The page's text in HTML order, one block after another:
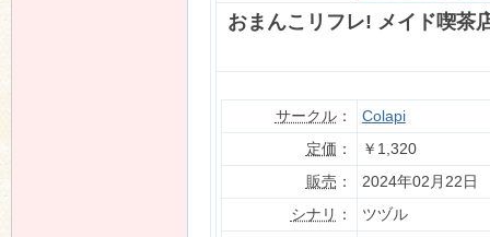
おまんこリフレ! メイド喫茶
サークル：
Colapi
定価 ：
￥1,320
販売 ：
2024年02月22日
シナリ ：
ツヅル